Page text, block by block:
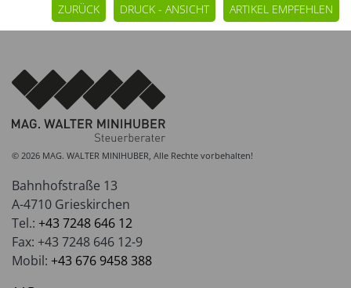
ZURÜCK DRUCK - ANSICHT ARTIKEL EMPFEHLEN
© 2026 MAG. WALTER MINIHUBER, Alle Rechte vorbehalten!
Bahnhofstraße 13
A-4710 Grieskirchen
Tel.: +43 7248 646 12
Fax: +43 7248 646 12-9
Mobil: +43 676 9458 388